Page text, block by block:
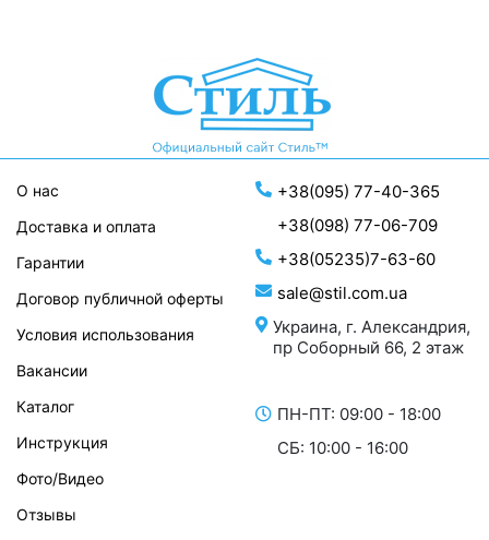
+38(095) 77-40-365
+38(098) 77-06-709
+38(05235)7-63-60
sale@stil.com.ua
Украина, г. Александрия,
пр Соборный 66, 2 этаж
ПН-ПТ: 09:00 - 18:00
СБ: 10:00 - 16:00
О нас
Доставка и оплата
Гарантии
Договор публичной оферты
Условия использования
Вакансии
Каталог
Инструкция
Фото/Видео
Отзывы